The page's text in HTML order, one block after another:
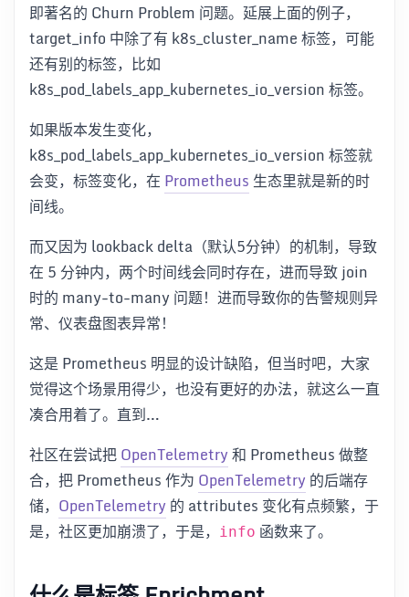
即著名的 Churn Problem 问题。延展上面的例子，
target_info 中除了有 k8s_cluster_name 标签，可能
还有别的标签，比如
k8s_pod_labels_app_kubernetes_io_version 标签。
如果版本发生变化，
k8s_pod_labels_app_kubernetes_io_version 标签就
会变，标签变化，在 Prometheus生态里就是新的时
间线。
而又因为 lookback delta（默认5分钟）的机制，导致
在 5 分钟内，两个时间线会同时存在，进而导致 join
时的 many-to-many 问题！进而导致你的告警规则异
常、仪表盘图表异常！
这是 Prometheus 明显的设计缺陷，但当时吧，大家
觉得这个场景用得少，也没有更好的办法，就这么一直
凑合用着了。直到…
社区在尝试把OpenTelemetry和 Prometheus 做整
合，把 Prometheus 作为 OpenTelemetry 的后端存
储， OpenTelemetry 的 attributes 变化有点频繁，于
是，社区更加崩溃了，于是， info 函数来了。